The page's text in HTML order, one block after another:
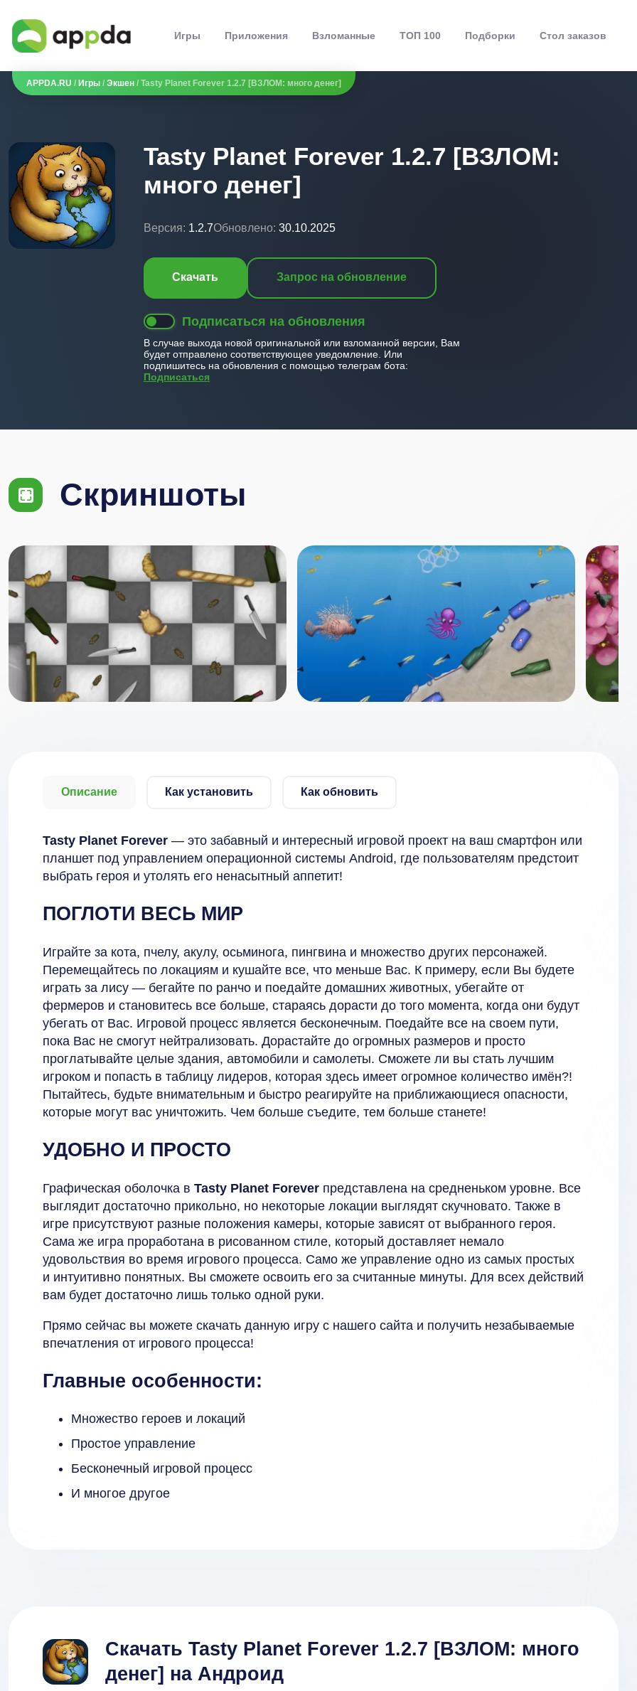
Игры Приложения Взломанные ТОП 100 Подборки Стол заказов
APPDA.RU / Игры / Экшен / Tasty Planet Forever 1.2.7 [ВЗЛОМ: много денег]
Tasty Planet Forever 1.2.7 [ВЗЛОМ:
много денег]
Версия: 1.2.7Обновлено: 30.10.2025
Скачать Запрос на обновление
Подписаться на обновления
В случае выхода новой оригинальной или взломанной версии, Вам
будет отправлено соответствующее уведомление. Или
подпишитесь на обновления с помощью телеграм бота:
Подписаться
Скриншоты
Описание Как установить Как обновить
Tasty Planet Forever — это забавный и интересный игровой проект на ваш смартфон или
планшет под управлением операционной системы Android, где пользователям предстоит
выбрать героя и утолять его ненасытный аппетит!
ПОГЛОТИ ВЕСЬ МИР
Играйте за кота, пчелу, акулу, осьминога, пингвина и множество других персонажей.
Перемещайтесь по локациям и кушайте все, что меньше Вас. К примеру, если Вы будете
играть за лису — бегайте по ранчо и поедайте домашних животных, убегайте от
фермеров и становитесь все больше, стараясь дорасти до того момента, когда они будут
убегать от Вас. Игровой процесс является бесконечным. Поедайте все на своем пути,
пока Вас не смогут нейтрализовать. Дорастайте до огромных размеров и просто
проглатывайте целые здания, автомобили и самолеты. Сможете ли вы стать лучшим
игроком и попасть в таблицу лидеров, которая здесь имеет огромное количество имён?!
Пытайтесь, будьте внимательным и быстро реагируйте на приближающиеся опасности,
которые могут вас уничтожить. Чем больше съедите, тем больше станете!
УДОБНО И ПРОСТО
Графическая оболочка в Tasty Planet Forever представлена на средненьком уровне. Все
выглядит достаточно прикольно, но некоторые локации выглядят скучновато. Также в
игре присутствуют разные положения камеры, которые зависят от выбранного героя.
Сама же игра проработана в рисованном стиле, который доставляет немало
удовольствия во время игрового процесса. Само же управление одно из самых простых
и интуитивно понятных. Вы сможете освоить его за считанные минуты. Для всех действий
вам будет достаточно лишь только одной руки.
Прямо сейчас вы можете скачать данную игру с нашего сайта и получить незабываемые
впечатления от игрового процесса!
Главные особенности:
Множество героев и локаций
Простое управление
Бесконечный игровой процесс
И многое другое
Скачать Tasty Planet Forever 1.2.7 [ВЗЛОМ: много
денег] на Андроид